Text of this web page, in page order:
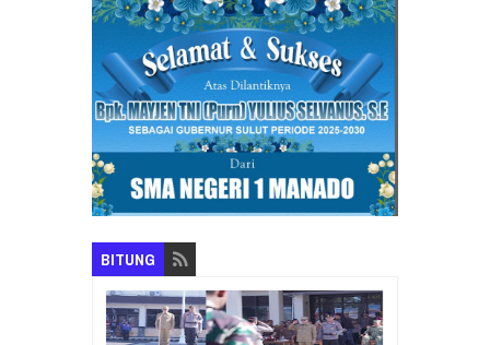
BITUNG